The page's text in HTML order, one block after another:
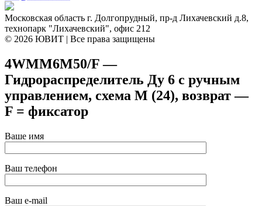
Московская область г. Долгопрудный, пр-д Лихачевский д.8,
технопарк "Лихачевский", офис 212
© 2026 ЮВИТ | Все права защищены
4WMM6M50/F —
Гидрораспределитель Ду 6 с ручным
управлением, схема M (24), возврат —
F = фиксатор
Ваше имя
Ваш телефон
Ваш e-mail